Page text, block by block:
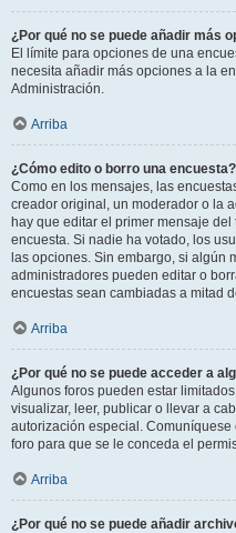
¿Por qué no se puede añadir más
El límite para opciones de una
necesita añadir más opciones a la
Administración.
Arriba
¿Cómo edito o borro una encuesta?
Como en los mensajes, las
creador original, un moderador o la
hay que editar el primer mensaje
encuesta. Si nadie ha votado, los
las opciones. Sin embargo, si algún
administradores pueden editar o
encuestas sean cambiadas a mitad
Arriba
¿Por qué no se puede acceder a
Algunos foros pueden estar
visualizar, leer, publicar o llevar a
autorización especial. Comuníquese
foro para que se le conceda el
Arriba
¿Por qué no se puede añadir